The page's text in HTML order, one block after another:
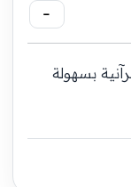
−
بسهولة